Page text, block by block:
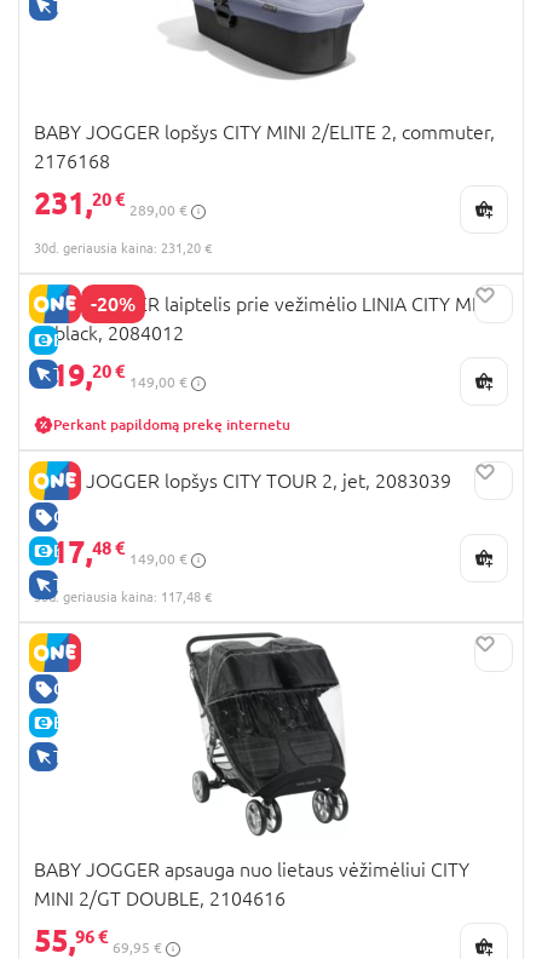
TIK INTERNETU
BABY JOGGER lopšys CITY MINI 2/ELITE 2, commuter,
2176168
231,20 €
289,00 €
30d. geriausia kaina: 231,20 €
-20%
E-KAINA
TIK INTERNETU
BABY JOGGER laiptelis prie vežimėlio LINIA CITY MINI
2, black, 2084012
119,20 €
149,00 €
Perkant papildomą prekę internetu
GERA KAINA
E-KAINA
TIK INTERNETU
BABY JOGGER lopšys CITY TOUR 2, jet, 2083039
117,48 €
149,00 €
30d. geriausia kaina: 117,48 €
GERA KAINA
E-KAINA
TIK INTERNETU
BABY JOGGER apsauga nuo lietaus vėžimėliui CITY
MINI 2/GT DOUBLE, 2104616
55,96 €
69,95 €